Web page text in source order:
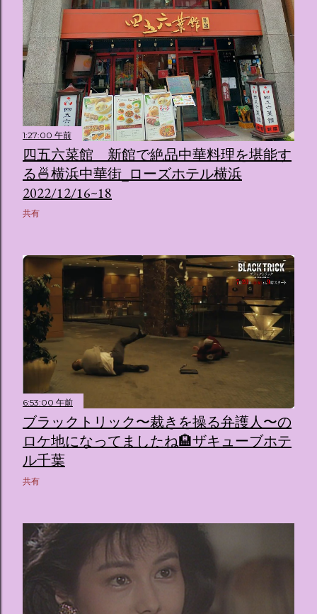
1:27:00 午前
四五六菜館 新館で絶品中華料理を堪能す
る🍜横浜中華街_ローズホテル横浜
2022/12/16~18
共有
6:53:00 午前
ブラックトリック〜裁きを操る弁護人〜の
ロケ地になってましたね🏨ザキューブホテ
ル千葉
共有